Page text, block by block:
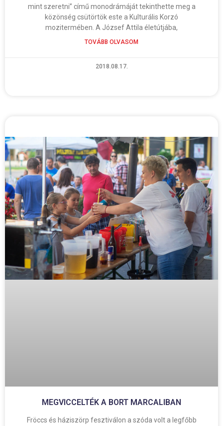
mint szeretni” című monodrámáját tekinthette meg a
közönség csütörtök este a Kulturális Korzó
mozitermében. A József Attila életútjába,
TOVÁBB OLVASOM
2018.08.17.
MEGVICCELTÉK A BORT MARCALIBAN
Fröccs és háziszörp fesztiválon a szóda volt a legfőbb